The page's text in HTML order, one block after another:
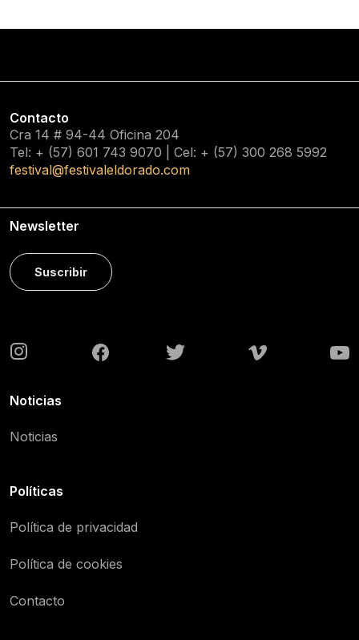
Contacto
Cra 14 # 94-44 Oficina 204
Tel: + (57) 601 743 9070 | Cel: + (57) 300 268 5992
festival@festivaleldorado.com
Newsletter
Suscribir
Noticias
Noticias
Políticas
Política de privacidad
Política de cookies
Contacto